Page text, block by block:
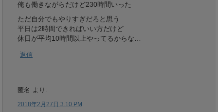
俺も働きながらだけど230時間いった
ただ自分でもやりすぎだろと思う
平日は2時間できればいい方だけど
休日が平均10時間以上やってるからな…
返信
匿名 より:
2018年2月27日 3:10 PM